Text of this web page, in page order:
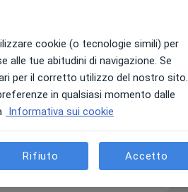
le prenotazioni online
cookie (o tecnologie simili) per
tue abitudini di navigazione. Se
per il corretto utilizzo del nostro sito.
in qualsiasi momento dalle
Informativa sui cookie
Rifiuto Accetto